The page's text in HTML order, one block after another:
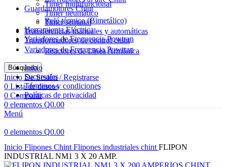
Timer multifuncional
Timer neumático
Timer semanal
Transferencias manuales y automáticas
Transformadores de control chint
Variadores de Frecuencia Powtran
Búsqueda
Inicio De Sesión / Registrarse
0 Lista de deseos
0 Comparar
0 elementos Q0.00
Menú
0 elementos Q0.00
Guardamotores Chint
Relé térmico (Bimetálico)
Herramienta Eléctrica
Variadores de Frecuencia Powtran
Reactores de Linea Armónica
Inicio
Sucursales
Términos y condiciones
Políticas de privacidad
Haga Click para agrandar
Inicio Flipones Chint Flipones industriales chint FLIPON
INDUSTRIAL NM1 3 X 20 AMP.